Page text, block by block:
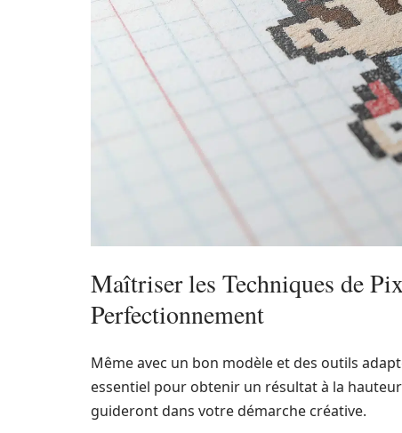
Maîtriser les Techniques de
Perfectionnement
Même avec un bon modèle et des outils
essentiel pour obtenir un résultat à la
guideront dans votre démarche créative.